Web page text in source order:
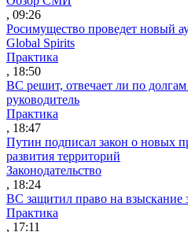
, 09:26
Росимущество проведет новый
Global Spirits
Практика
, 18:50
ВС решит, отвечает ли по
руководитель
Практика
, 18:47
Путин подписал закон о новых
развития территорий
Законодательство
, 18:24
ВС защитил право на взыскание
Практика
, 17:11